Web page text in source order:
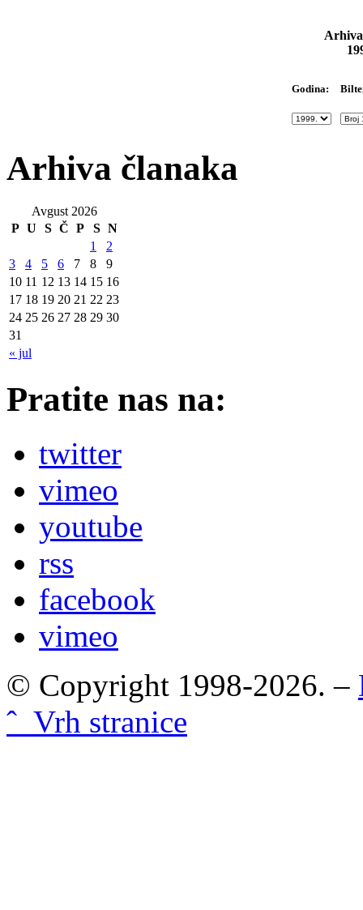
Godina:
Arhiva članaka
Avgust 2026
P U S Č P S N
« jul
1
2
3
4 5 6 7 8
9
10 11 12 13 14 15 16
17 18 19 20 21 22 23
24 25 26 27 28 29 30
31
Pratite nas na:
twitter
vimeo
youtube
rss
facebook
vimeo
© Copyright 1998-2026. –
ˆ Vrh stranice